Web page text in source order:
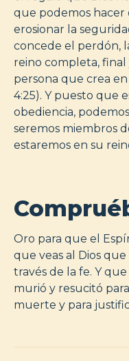
que podemos hacer
erosionar la
concede el perdón,
reino completa,
persona que crea
4:25). Y puesto que
obediencia,
seremos miembros
estaremos en su
Oro para que el
que veas al Dios que
través de la fe. Y
murió y resucitó
muerte y para